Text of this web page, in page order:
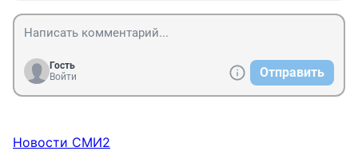
Гость
Войти
Отправить
Новости СМИ2